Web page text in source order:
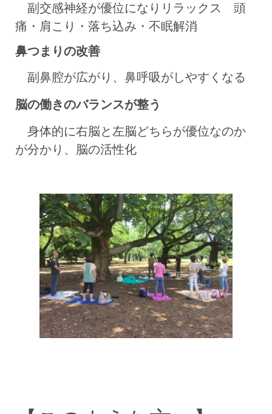
副交感神経が優位になりリラックス 頭
痛・肩こり・落ち込み・不眠解消
鼻つまりの改善
副鼻腔が広がり、鼻呼吸がしやすくなる
脳の働きのバランスが整う
身体的に右脳と左脳どちらが優位なのか
が分かり、脳の活性化